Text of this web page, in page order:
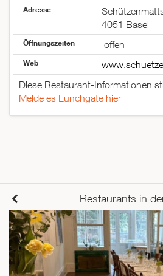
Adresse
4051 Basel
Öffnungszeiten
offen
Montag
Mittwoch
Donnerstag
offen
offen
offen
offen
Web
Diese Restaurant-Informationen
Melde es Lunchgate hier
Restaurants in